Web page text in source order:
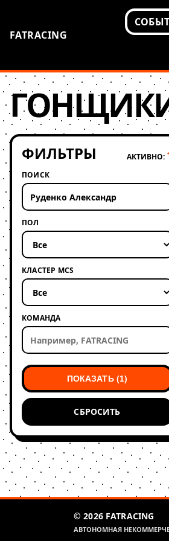
FATRACING
ФИЛЬТРЫ АКТИВНО:
ПОИСК
ПОЛ
КЛАСТЕР MCS
КОМАНДА
ПОКАЗАТЬ (1)
СБРОСИТЬ
© 2026 FATRACING
АВТОНОМНАЯ